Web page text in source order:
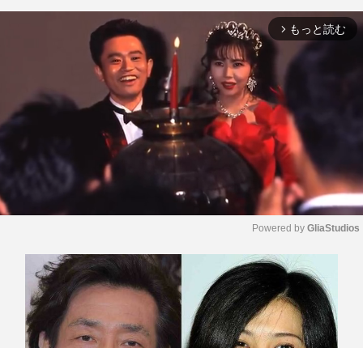
arrow_forward_ios もっと読む
u
e
Powered by GliaStudios